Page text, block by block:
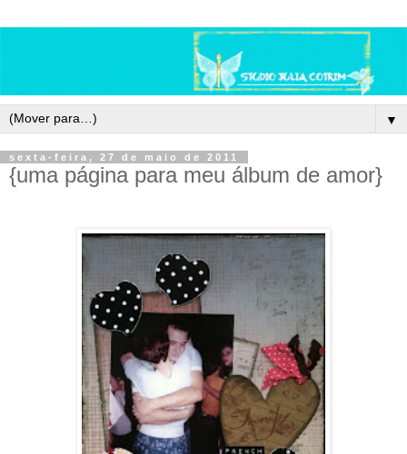
▼
sexta-feira, 27 de maio de 2011
{uma página para meu álbum de amor}